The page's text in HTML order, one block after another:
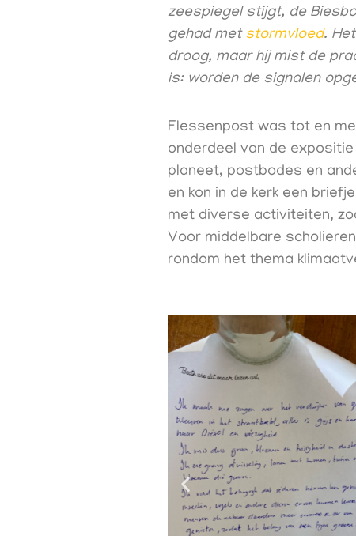
zeespiegel stijgt, de
gehad metstormvloed.
droog, maar hij mist de
is: worden de signalen
Flessenpost was tot en
onderdeel van de
planeet, postbodes en
en kon in de kerk een
met diverse activiteiten,
Voor middelbare
rondom het thema